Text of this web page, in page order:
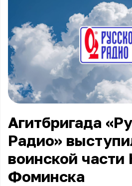
Агитбригада
Радио»
воинской части
Фоминска